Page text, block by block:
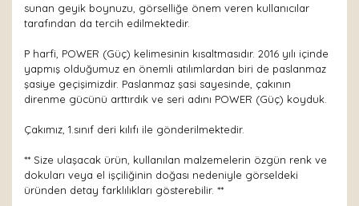
sunan geyik boynuzu, görselliğe önem veren kullanıcılar
tarafından da tercih edilmektedir.
P harfi, POWER (Güç) kelimesinin kısaltmasıdır. 2016 yılı içinde
yapmış olduğumuz en önemli atılımlardan biri de paslanmaz
şasiye geçişimizdir. Paslanmaz şasi sayesinde, çakının
direnme gücünü arttırdık ve seri adını POWER (Güç) koyduk.
Çakımız, 1.sınıf deri kılıfı ile gönderilmektedir.
** Size ulaşacak ürün, kullanılan malzemelerin özgün renk ve
dokuları veya el işçiliğinin doğası nedeniyle görseldeki
üründen detay farklılıkları gösterebilir. **